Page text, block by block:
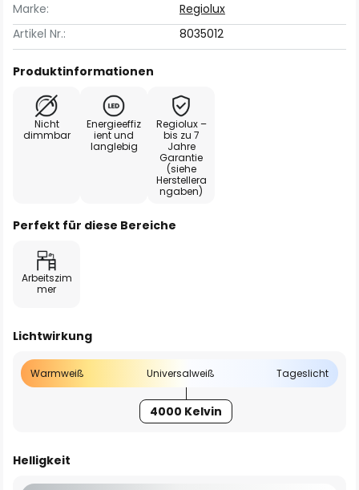
Marke:
Regiolux
Artikel Nr.:
8035012
Produktinformationen
Nicht
dimmbar
Energieeffiz
ient und
langlebig
Regiolux –
bis zu 7
Jahre
Garantie
(siehe
Herstellera
ngaben)
Perfekt für diese Bereiche
Arbeitszim
mer
Lichtwirkung
Warmweiß Universalweiß Tageslicht
4000 Kelvin
Helligkeit